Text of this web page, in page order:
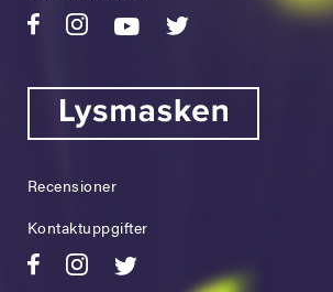
Recensioner
Kontaktuppgifter